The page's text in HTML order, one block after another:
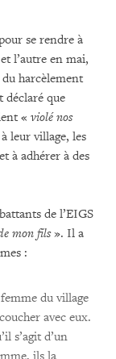
se rendre à
l’autre en mai,
du harcèlement
déclaré que
« violé nos
leur village, les
à adhérer à des
de l’EIGS
mon fils». Il a
:
du village
avec eux.
s’agit d’un
ils la